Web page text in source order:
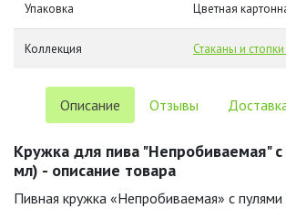
Упаковка Цветная
Коллекция Стаканы и
Описание Отзывы
Кружка для пива "Непробиваемая"
мл) - описание товара
Пивная кружка «Непробиваемая» с